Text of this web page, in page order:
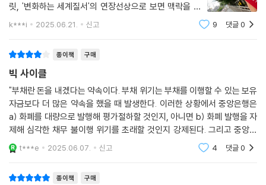
1부에서는 역사적으로 반복해서 발생했지만, 사이클 내의 커다란 변화가
일생에 한 번 정도밖에 일어나지 않아 잘 알기 어려운 ‘대규모 부채 사이
각 유형이 발생하는 핵심적인 원인을 제시한다. 3부에서는 미국, 중국, 일
본 및 전 세계적으로 나타났던 빅 사이클을 포함해 지난 180년간 발생한
가장 중요한 사례들이 어떻게 전개되었는지 보여주고, 4부에서 전반적인
빅 사이클을 구성하는 모든 중요한 힘의 현재 및 미래 전망을 기반으로 경
제 시스템의 작동 원리를 사용해 미래를 예측한다.
거대한 제국을 보유했던 강력한 국가들은 대규모 부채 사이클이 끝나면 그
째 대규모 부채 사이클의 끝자락에 서 있다. 레이 달리오가 이 책에서 강조
릿, '변화하는 세계질서'의 연장선상으로 보면 맥락을 같
이 하고 있다. 경제학적인 용어로 설명하고 있지만, 나
k***i 2025.06.21. 신고 9 댓글0
종이책 구매
빅 사이클
"부채란 돈을 내겠다는 약속이다. 부채 위기는 부채를 이행할 수 있는 보유
자금보다 더 많은 약속을 했을 때 발생한다. 이러한 상황에서 중앙은행은
a) 화폐를 대량으로 발행해 평가절하할 것인지, 아니면 b) 화폐 발행을 자
제해 심각한 채무 불이행 위기를 초래할 것인지 강제된다. 그리고 중앙은
행은 항상 화폐를 발행해서 평가절하를 선택한다. 하지만 채무 불이행이든
평가절하든 결
t***e 2025.06.07. 신고 4 댓글0
종이책 구매